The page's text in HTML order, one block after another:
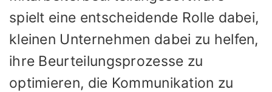
spielt eine entscheidende Rolle dabei,
kleinen Unternehmen dabei zu helfen,
ihre Beurteilungsprozesse zu
optimieren, die Kommunikation zu